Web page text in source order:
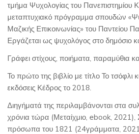
τμήμα Ψυχολογίας του Πανεπιστημίου
μεταπτυχιακό πρόγραμμα σπουδών
Μαζικής Επικοινωνίας» του Παντείου
Εργάζεται ως ψυχολόγος στο δημόσιο
Γράφει στίχους, ποιήματα, παραμύθια
Το πρώτο της βιβλίο με τίτλο Το τσόφλι
εκδόσεις Κέδρος το 2018.
Διηγήματά της περιλαμβάνονται στα
χρόνια τώρα (Μεταίχμιο, ebook, 2021),
πρόσωπα του 1821 (24γράμματα,